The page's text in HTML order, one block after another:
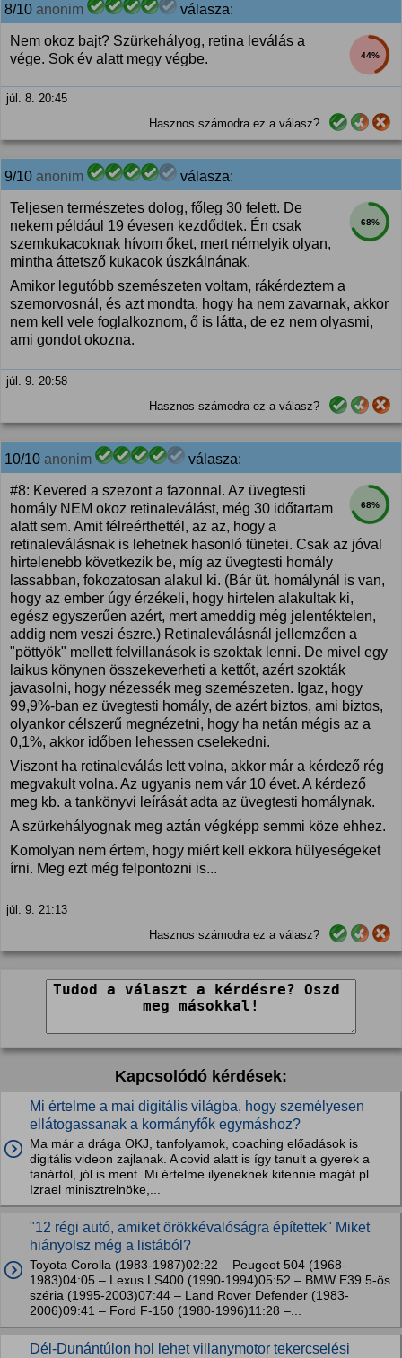
8/10 anonim válasza:
44%
Nem okoz bajt? Szürkehályog, retina leválás a
vége. Sok év alatt megy végbe.
júl. 8. 20:45
Hasznos számodra ez a válasz?
9/10 anonim válasza:
68%
Teljesen természetes dolog, főleg 30 felett. De
nekem például 19 évesen kezdődtek. Én csak
szemkukacoknak hívom őket, mert némelyik olyan,
mintha áttetsző kukacok úszkálnának.
Amikor legutóbb szemészeten voltam, rákérdeztem a
szemorvosnál, és azt mondta, hogy ha nem zavarnak, akkor
nem kell vele foglalkoznom, ő is látta, de ez nem olyasmi,
ami gondot okozna.
júl. 9. 20:58
Hasznos számodra ez a válasz?
10/10 anonim válasza:
68%
#8: Kevered a szezont a fazonnal. Az üvegtesti
homály NEM okoz retinaleválást, még 30 időtartam
alatt sem. Amit félreérthettél, az az, hogy a
retinaleválásnak is lehetnek hasonló tünetei. Csak az jóval
hirtelenebb következik be, míg az üvegtesti homály
lassabban, fokozatosan alakul ki. (Bár üt. homálynál is van,
hogy az ember úgy érzékeli, hogy hirtelen alakultak ki,
egész egyszerűen azért, mert ameddig még jelentéktelen,
addig nem veszi észre.) Retinaleválásnál jellemzően a
"pöttyök" mellett felvillanások is szoktak lenni. De mivel egy
laikus könynen összekeverheti a kettőt, azért szokták
javasolni, hogy nézessék meg szemészeten. Igaz, hogy
99,9%-ban ez üvegtesti homály, de azért biztos, ami biztos,
olyankor célszerű megnézetni, hogy ha netán mégis az a
0,1%, akkor időben lehessen cselekedni.
Viszont ha retinaleválás lett volna, akkor már a kérdező rég
megvakult volna. Az ugyanis nem vár 10 évet. A kérdező
meg kb. a tankönyvi leírását adta az üvegtesti homálynak.
A szürkehályognak meg aztán végképp semmi köze ehhez.
Komolyan nem értem, hogy miért kell ekkora hülyeségeket
írni. Meg ezt még felpontozni is...
júl. 9. 21:13
Hasznos számodra ez a válasz?
Kapcsolódó kérdések:
Mi értelme a mai digitális világba, hogy személyesen
ellátogassanak a kormányfők egymáshoz?
Ma már a drága OKJ, tanfolyamok, coaching előadások is
digitális videon zajlanak. A covid alatt is így tanult a gyerek a
tanártól, jól is ment. Mi értelme ilyeneknek kitennie magát pl
Izrael minisztrelnöke,...
"12 régi autó, amiket örökkévalóságra építettek" Miket
hiányolsz még a listából?
Toyota Corolla (1983-1987)02:22 – Peugeot 504 (1968-
1983)04:05 – Lexus LS400 (1990-1994)05:52 – BMW E39 5-ös
széria (1995-2003)07:44 – Land Rover Defender (1983-
2006)09:41 – Ford F-150 (1980-1996)11:28 –...
Dél-Dunántúlon hol lehet villanymotor tekercselési